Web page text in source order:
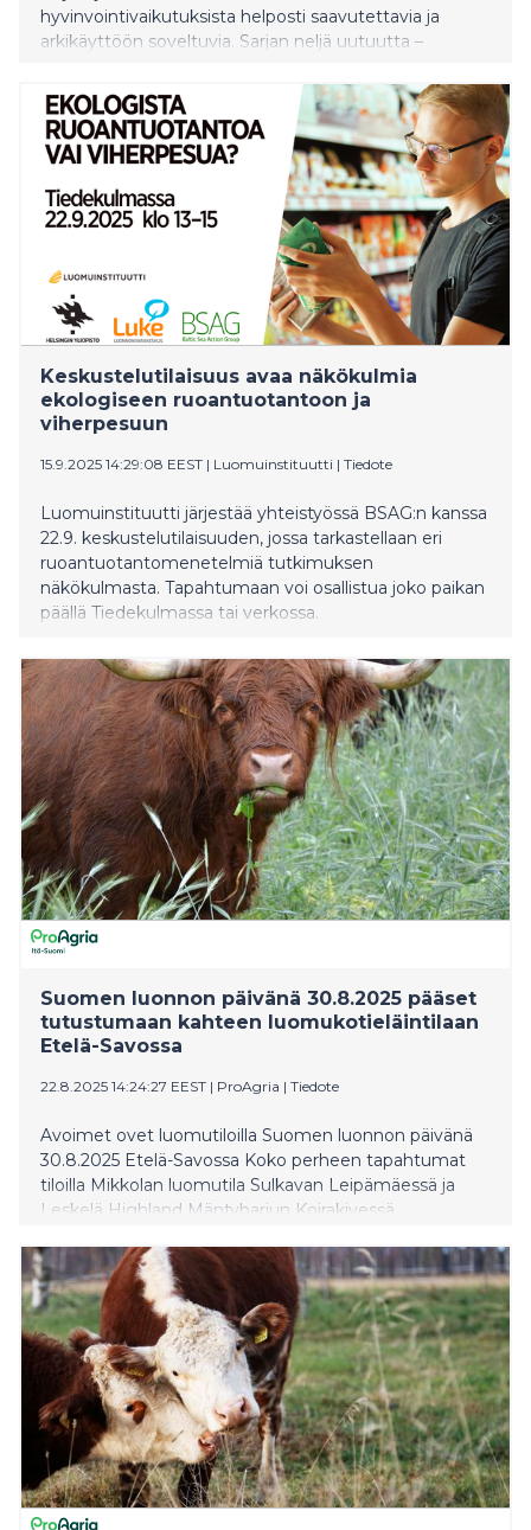
hyvinvointivaikutuksista helposti saavutettavia ja
arkikäyttöön soveltuvia. Sarjan neljä uutuutta –
tiivistyksiä Frantsilan yli neljän vuosikymmenen
yrttiosaamisesta ja kestävän herbalistisen ajattelun
ytimestä.
Keskustelutilaisuus avaa näkökulmia
ekologiseen ruoantuotantoon ja
viherpesuun
15.9.2025 14:29:08 EEST | Luomuinstituutti | Tiedote
Luomuinstituutti järjestää yhteistyössä BSAG:n kanssa
22.9. keskustelutilaisuuden, jossa tarkastellaan eri
ruoantuotantomenetelmiä tutkimuksen
näkökulmasta. Tapahtumaan voi osallistua joko paikan
päällä Tiedekulmassa tai verkossa.
Suomen luonnon päivänä 30.8.2025 pääset
tutustumaan kahteen luomukotieläintilaan
Etelä-Savossa
22.8.2025 14:24:27 EEST | ProAgria | Tiedote
Avoimet ovet luomutiloilla Suomen luonnon päivänä
30.8.2025 Etelä-Savossa Koko perheen tapahtumat
tiloilla Mikkolan luomutila Sulkavan Leipämäessä ja
Leskelä Highland Mäntyharjun Koirakivessä.